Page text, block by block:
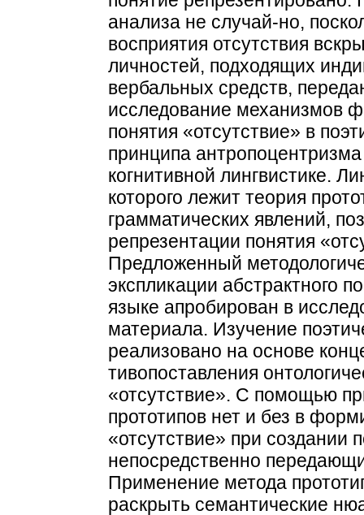
анализа не случай-но,
восприятия отсутствия
личностей, подходящих
вербальных средств,
исследование механизмов
понятия «отсутствие» в
принципа
когнитивной лингвистике.
которого лежит теория
грамматических явлений,
репрезентации понятия
Предложенный
экспликации абстрактного
языке апробирован в
материала. Изучение
реализовано на основе
тивопоставления
«отсутствие». С помощью
прототипов нет и без в
«отсутствие» при создании
непосредственно
Применение метода
раскрыть семантические